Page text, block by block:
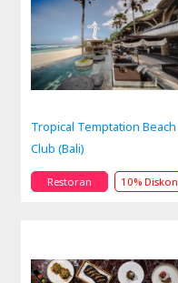
Tropical Temptation Beach
Club (Bali)
Restoran 10% Diskon